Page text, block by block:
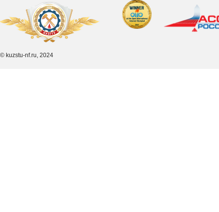
© kuzstu-nf.ru, 2024